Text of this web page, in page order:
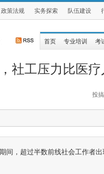
政策法规 实务探索 队伍建设
首页 专业培训 考
社工压力比医
投搞
间，超过半数前线社会工作者